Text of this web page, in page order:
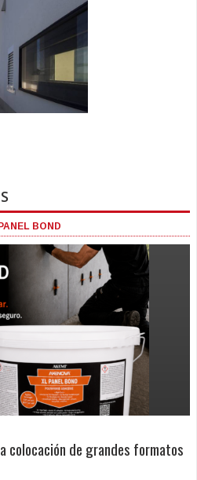
BOND
colocación de grandes formatos